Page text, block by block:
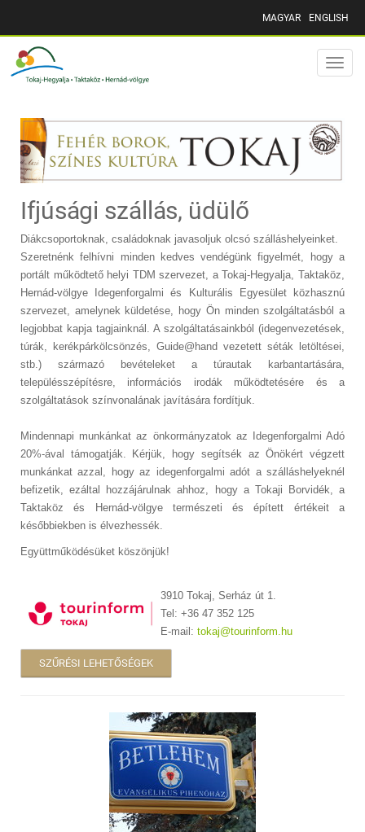
MAGYAR ENGLISH
Toggle
Ifjúsági szállás, üdülő
Diákcsoportoknak, családoknak javasoljuk olcsó szálláshelyeinket.
Szeretnénk felhívni minden kedves vendégünk figyelmét, hogy a
portált működtető helyi TDM szervezet, a Tokaj-Hegyalja, Taktaköz,
Hernád-völgye Idegenforgalmi és Kulturális Egyesület közhasznú
szervezet, amelynek küldetése, hogy Ön minden szolgáltatásból a
legjobbat kapja tagjainknál. A szolgáltatásainkból (idegenvezetések,
túrák, kerékpárkölcsönzés, Guide@hand vezetett séták letöltései,
stb.) származó bevételeket a túrautak karbantartására,
településszépítésre, információs irodák működtetésére és a
szolgáltatások színvonalának javítására fordítjuk.
Mindennapi munkánkat az önkormányzatok az Idegenforgalmi Adó
20%-ával támogatják. Kérjük, hogy segítsék az Önökért végzett
munkánkat azzal, hogy az idegenforgalmi adót a szálláshelyeknél
befizetik, ezáltal hozzájárulnak ahhoz, hogy a Tokaji Borvidék, a
Taktaköz és Hernád-völgye természeti és épített értékeit a
későbbiekben is élvezhessék.
Együttműködésüket köszönjük!
3910 Tokaj, Serház út 1.
Tel: +36 47 352 125
E-mail: tokaj@tourinform.hu
SZŰRÉSI LEHETŐSÉGEK